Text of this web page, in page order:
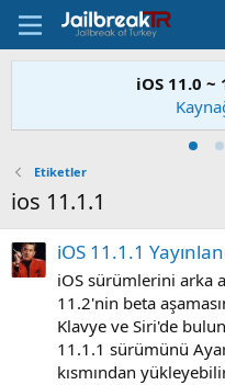
iOS 11.0
Etiketler
ios 11.1.1
iOS 11.1.1
iOS sürümlerini arka
11.2'nin beta
Klavye ve Siri'de
11.1.1 sürümünü
kısmından